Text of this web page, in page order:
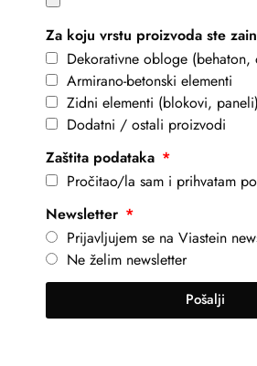
Za koju vrstu proizvoda ste
Dekorativne obloge (behaton,
Armirano-betonski elementi
Zidni elementi (blokovi, paneli)
Dodatni / ostali proizvodi
Zaštita podataka
Pročitao/la sam i prihvatam
Newsletter
Prijavljujem se na Viastein
Ne želim newsletter
Pošalji